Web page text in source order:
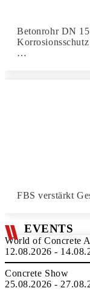
Betonrohr DN
…
FBS verstärkt
EVENTS
World of Concrete
12.08.2026 -
Concrete Show
25.08.2026 -